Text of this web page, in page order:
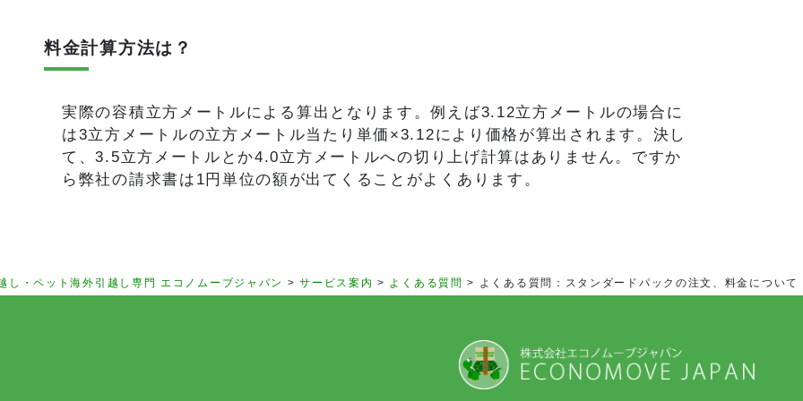
料金計算方法は？
実際の容積立方メートルによる算出となります。例えば3.12立方メートルの場合に
は3立方メートルの立方メートル当たり単価×3.12により価格が算出されます。決し
て、3.5立方メートルとか4.0立方メートルへの切り上げ計算はありません。ですか
ら弊社の請求書は1円単位の額が出てくることがよくあります。
し・ペット海外引越し専門 エコノムーブジャパン >サービス案内 > よくある質問 > よくある質問：スタンダードパックの注文、料金について